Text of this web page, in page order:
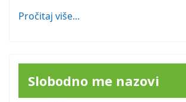
Pročitaj više...
Slobodno me nazovi